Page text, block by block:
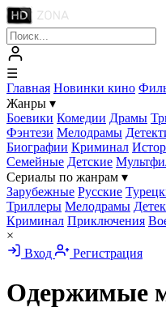
☰
Главная Новинки кино
Жанры ▾
Боевики Комедии Драмы
Фэнтези Мелодрамы
Биографии Криминал
Семейные Детские
Сериалы по жанрам ▾
Зарубежные Русские
Триллеры Мелодрамы
Криминал Приключения
×
Вход
Регистрация
Одержимые